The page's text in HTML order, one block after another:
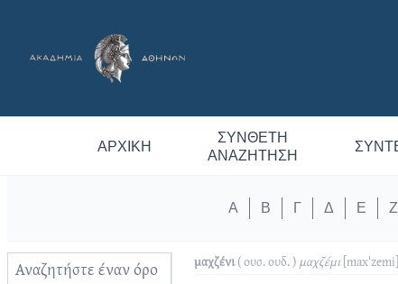
ΑΡΧΙΚΉ
ΣΎΝΘΕΤΗ
ΑΝΑΖΉΤΗΣΗ
Α Β Γ Δ Ε Ζ
μαχζένι( ουσ. ουδ. ) μαχζέμι [maxˈzemi]